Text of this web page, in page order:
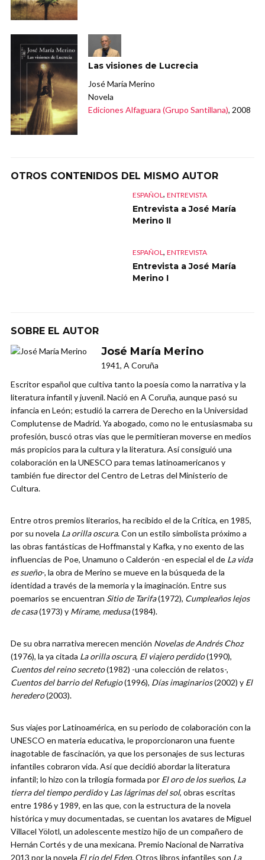
Las visiones de Lucrecia
José María Merino
Novela
Ediciones Alfaguara (Grupo Santillana), 2008
OTROS CONTENIDOS DEL MISMO AUTOR
ESPAÑOL , ENTREVISTA
Entrevista a José María
Merino II
ESPAÑOL, ENTREVISTA
Entrevista a José María
Merino I
SOBRE EL AUTOR
José María Merino
1941, A Coruña
Escritor español que cultiva tanto la poesía como la narrativa y la
literatura infantil y juvenil. Nació en A Coruña, aunque pasó su
infancia en León; estudió la carrera de Derecho en la Universidad
Complutense de Madrid. Ya abogado, como no le entusiasmaba su
profesión, buscó otras vías que le permitieran moverse en medios
más propicios para la cultura y la literatura. Así consiguió una
colaboración en la UNESCO para temas latinoamericanos y
también fue director del Centro de Letras del Ministerio de
Cultura.
Entre otros premios literarios, ha recibido el de la Crítica, en 1985,
por su novela La orilla oscura. Con un estilo simbolista próximo a
las obras fantásticas de Hoffmanstal y Kafka, y no exento de las
influencias de Poe, Unamuno o Calderón -en especial el de La vida
es sueño-, la obra de Merino se mueve en la búsqueda de la
identidad a través de la memoria y la imaginación. Entre sus
poemarios se encuentran Sitio de Tarifa(1972), Cumpleaños lejos
de casa(1973) y Mírame, medusa(1984).
De su obra narrativa merecen mención Novelas de Andrés Choz
(1976), la ya citada La orilla oscura, El viajero perdido(1990),
Cuentos del reino secreto(1982) -una colección de relatos-,
Cuentos del barrio del Refugio(1996), Días imaginarios(2002) y El
heredero(2003).
Sus viajes por Latinoamérica, en su periodo de colaboración con la
UNESCO en materia educativa, le proporcionaron una fuente
inagotable de fascinación, ya que los personajes de sus lecturas
infantiles cobraron vida. Así que decidió abordar la literatura
infantil; lo hizo con la trilogía formada por El oro de los sueños, La
tierra del tiempo perdidoy Las lágrimas del sol, obras escritas
entre 1986 y 1989, en las que, con la estructura de la novela
histórica y muy documentadas, se cuentan los avatares de Miguel
Villacel Yölotl, un adolescente mestizo hijo de un compañero de
Hernán Cortés y de una mexicana. Premio Nacional de Narrativa
2013 por la novela El rio del Eden. Otros libros infantiles son La